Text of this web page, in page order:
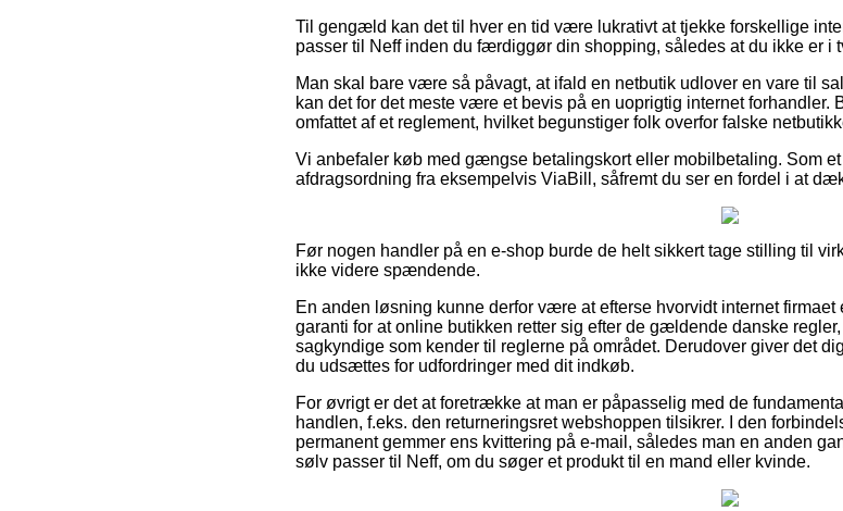
Til gengæld kan det til hver en tid være lukrativt at tjekke forskellige
passer til Neff inden du færdiggør din shopping, således at du ikke er i
Man skal bare være så påvagt, at ifald en netbutik udlover en vare til
kan det for det meste være et bevis på en uoprigtig internet forhandler.
omfattet af et reglement, hvilket begunstiger folk overfor falske
Vi anbefaler køb med gængse betalingskort eller mobilbetaling. Som
afdragsordning fra eksempelvis ViaBill, såfremt du ser en fordel i at
Før nogen handler på en e-shop burde de helt sikkert tage stilling til
ikke videre spændende.
En anden løsning kunne derfor være at efterse hvorvidt internet
garanti for at online butikken retter sig efter de gældende danske
sagkyndige som kender til reglerne på området. Derudover giver det
du udsættes for udfordringer med dit indkøb.
For øvrigt er det at foretrække at man er påpasselig med de
handlen, f.eks. den returneringsret webshoppen tilsikrer. I den
permanent gemmer ens kvittering på e-mail, således man en anden
sølv passer til Neff, om du søger et produkt til en mand eller kvinde.